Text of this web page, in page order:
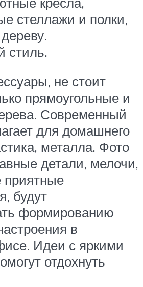
стеллажи и полки,
стиль.
не стоит
прямоугольные и
Современный
для домашнего
металла. Фото
детали, мелочи,
будут
формированию
в
Идеи с яркими
отдохнуть